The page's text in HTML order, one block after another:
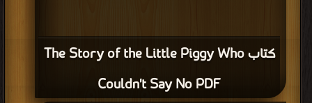
كتاب The Story of the Little Piggy Who
Couldn't Say No PDF